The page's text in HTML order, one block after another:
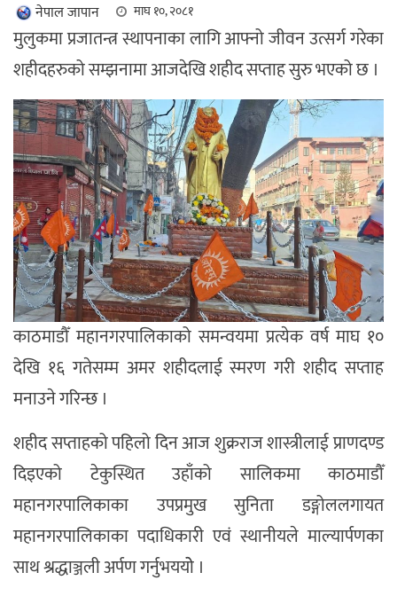
नेपाल जापान माघ १०, २०८१
मुलुकमा प्रजातन्त्र स्थापनाका लागि आफ्नो जीवन उत्सर्ग गरेका
शहीदहरुको सम्झनामा आजदेखि शहीद सप्ताह सुरु भएको छ ।
काठमाडौँ महानगरपालिकाको समन्वयमा प्रत्येक वर्ष माघ १०
देखि १६ गतेसम्म अमर शहीदलाई स्मरण गरी शहीद सप्ताह
मनाउने गरिन्छ ।
शहीद सप्ताहको पहिलो दिन आज शुक्रराज शास्त्रीलाई प्राणदण्ड
दिइएको टेकुस्थित उहाँको सालिकमा काठमाडौँ
महानगरपालिकाका उपप्रमुख सुनिता डङ्गोललगायत
महानगरपालिकाका पदाधिकारी एवं स्थानीयले माल्यार्पणका
साथ श्रद्धाञ्जली अर्पण गर्नुभययोे ।